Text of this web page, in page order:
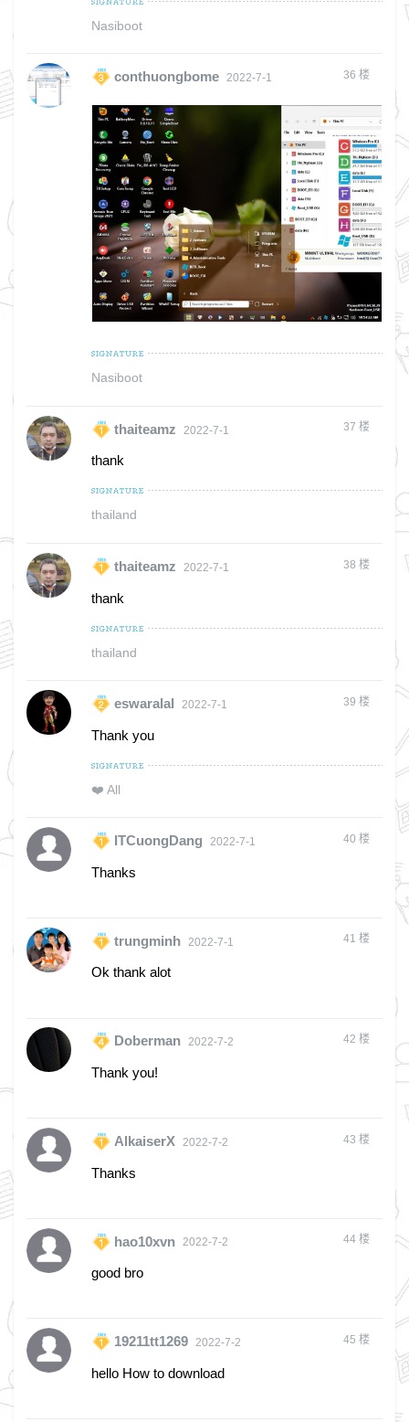
Nasiboot
conthuongbome 2022-7-1 36 楼
Nasiboot
thaiteamz 2022-7-1 37 楼
thank
thailand
thaiteamz 2022-7-1 38 楼
thank
thailand
eswaralal 2022-7-1 39 楼
Thank you
❤️ All
ITCuongDang 2022-7-1 40 楼
Thanks
trungminh 2022-7-1 41 楼
Ok thank alot
Doberman 2022-7-2 42 楼
Thank you!
AlkaiserX 2022-7-2 43 楼
Thanks
hao10xvn 2022-7-2 44 楼
good bro
19211tt1269 2022-7-2 45 楼
hello How to download